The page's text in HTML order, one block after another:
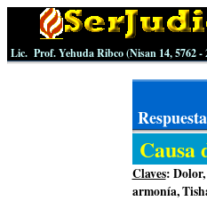
Lic. Prof. Yehuda Ribco (Nisan 14, 5762 -
Causa
Claves:
armonía,